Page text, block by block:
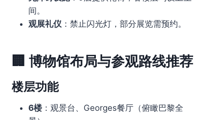
间。
观展礼仪 ：禁止闪光灯，部分展览需预约。
🏢 博物馆布局与参观路线推荐
楼层功能
6楼：观景台、Georges餐厅（俯瞰巴黎全